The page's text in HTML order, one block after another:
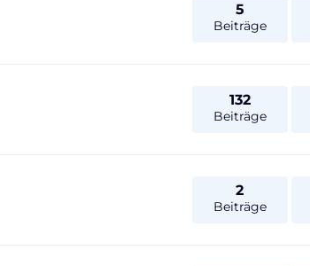
5
Beiträge
132
Beiträge
2
Beiträge